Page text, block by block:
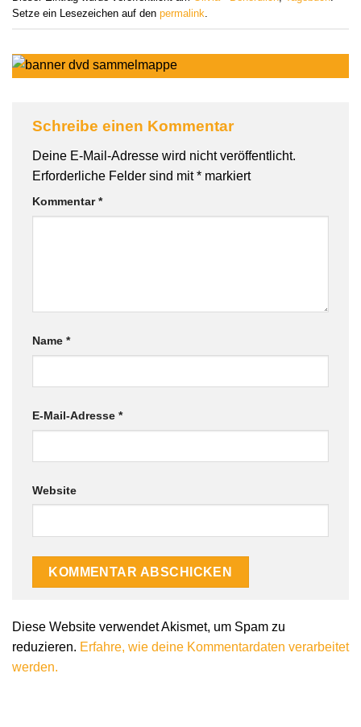
Setze ein Lesezeichen auf den permalink
Schreibe einen Kommentar
Deine E-Mail-Adresse wird nicht veröffentlicht.
Erforderliche Felder sind mit* markiert
Kommentar*
Name *
E-Mail-Adresse *
Website
Diese Website verwendet Akismet, um Spam zu
reduzieren. Erfahre, wie deine Kommentardaten verarbeitet
werden.